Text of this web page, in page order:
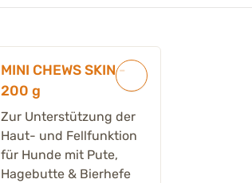
MINI CHEWS SKIN -
200 g
Zur Unterstützung der
Haut- und Fellfunktion
für Hunde mit Pute,
Hagebutte & Bierhefe